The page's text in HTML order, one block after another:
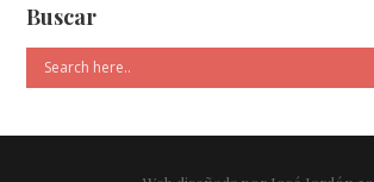
Buscar